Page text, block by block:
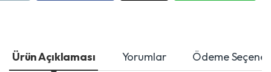
Ürün Açıklaması Yorumlar Ödeme